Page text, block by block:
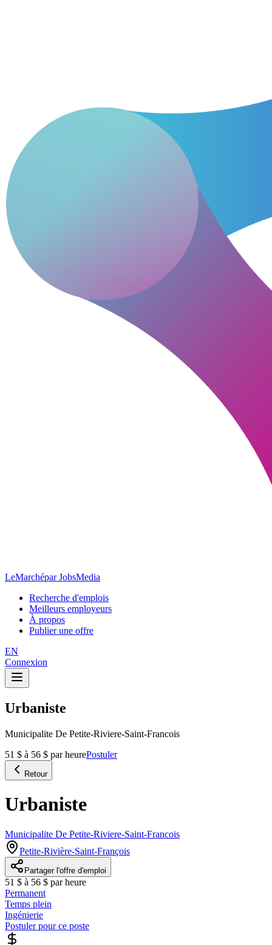
LeMarchépar JobsMedia
Recherche d'emplois
Meilleurs employeurs
À propos
Publier une offre
EN
Connexion
Urbaniste
Municipalite De Petite-Riviere-Saint-Francois
51 $ à 56 $ par heurePostuler
Retour
Urbaniste
Municipalite De Petite-Riviere-Saint-Francois
Petite-Rivière-Saint-François
Partager l'offre d'emploi
51 $ à 56 $ par heure
Permanent
Temps plein
Ingénierie
Postuler pour ce poste